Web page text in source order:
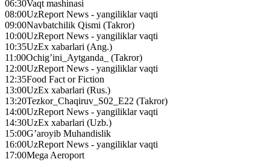
06:30Vaqt mashinasi
08:00UzReport News - yangiliklar vaqti
09:00Navbatchilik Qismi (Takror)
10:00UzReport News - yangiliklar vaqti
10:35UzEx xabarlari (Ang.)
11:00Ochig’ini_Aytganda_ (Takror)
12:00UzReport News - yangiliklar vaqti
12:35Food Fact or Fiction
13:00UzEx xabarlari (Rus.)
13:20Tezkor_Chaqiruv_S02_E22 (Takror)
14:00UzReport News - yangiliklar vaqti
14:30UzEx xabarlari (Uzb.)
15:00G’aroyib Muhandislik
16:00UzReport News - yangiliklar vaqti
17:00Mega Aeroport